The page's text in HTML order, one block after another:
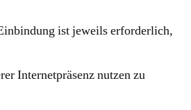
ist jeweils erforderlich,
Internetpräsenz nutzen zu